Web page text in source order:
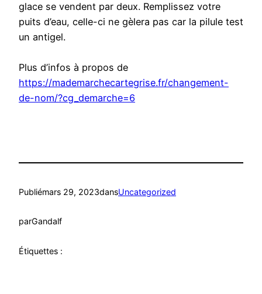
glace se vendent par deux. Remplissez votre
puits d’eau, celle-ci ne gèlera pas car la pilule test
un antigel.
Plus d’infos à propos de
https://mademarchecartegrise.fr/changement-
de-nom/?cg_demarche=6
Publiémars 29, 2023dansUncategorized
parGandalf
Étiquettes :